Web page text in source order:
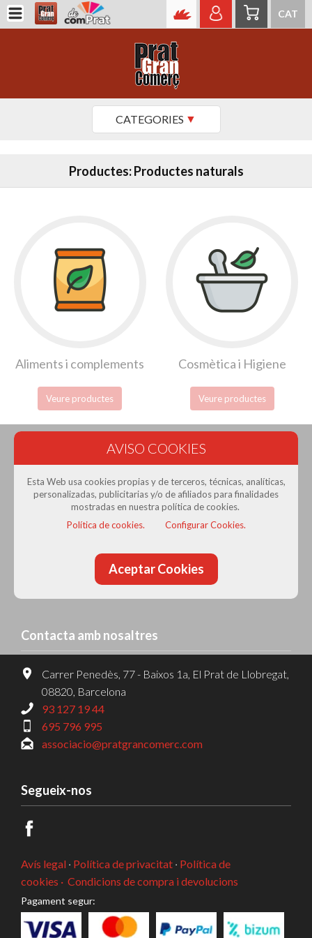
CAT
CATEGORIES
Productes: Productes naturals
Aliments i complements
Veure productes
Cosmètica i Higiene
Veure productes
Prat Gran Comerç· Associació de Comerciants del Prat
de Llobregat
Con la colaboración de:
Contacta amb nosaltres
Carrer Penedès, 77 - Baixos 1a, El Prat de Llobregat,
08820, Barcelona
93 127 19 44
695 796 995
associacio@pratgrancomerc.com
Segueix-nos
Avís legal · Política de privacitat · Política de
cookies · Condicions de compra i devolucions
Pagament segur:
Esta Web usa cookies propias y de terceros, técnicas, analíticas,
personalizadas, publicitarias y/o de afiliados para finalidades
mostradas en nuestra política de cookies.
Política de cookies.
Configurar Cookies.
Aceptar Cookies